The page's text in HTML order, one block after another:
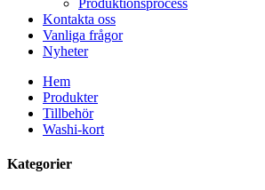
Produktionsprocess
Kontakta oss
Vanliga frågor
Nyheter
Hem
Produkter
Tillbehör
Washi-kort
Kategorier